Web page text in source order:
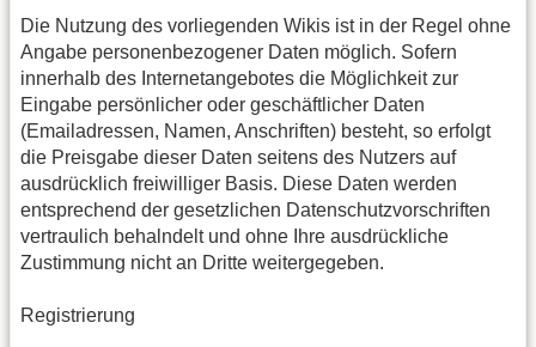
Die Nutzung des vorliegenden Wikis ist in der Regel ohne
Angabe personenbezogener Daten möglich. Sofern
innerhalb des Internetangebotes die Möglichkeit zur
Eingabe persönlicher oder geschäftlicher Daten
(Emailadressen, Namen, Anschriften) besteht, so erfolgt
die Preisgabe dieser Daten seitens des Nutzers auf
ausdrücklich freiwilliger Basis. Diese Daten werden
entsprechend der gesetzlichen Datenschutzvorschriften
vertraulich behalndelt und ohne Ihre ausdrückliche
Zustimmung nicht an Dritte weitergegeben.
Registrierung